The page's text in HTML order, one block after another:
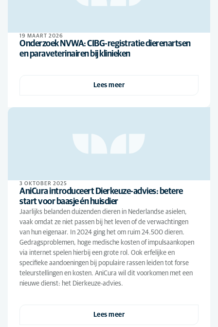
19 MAART 2026
Onderzoek NVWA: CIBG-registratie dierenartsen
en paraveterinairen bij klinieken
Lees meer
3 OKTOBER 2025
AniCura introduceert Dierkeuze-advies: betere
start voor baasje én huisdier
Jaarlijks belanden duizenden dieren in Nederlandse asielen,
vaak omdat ze niet passen bij het leven of de verwachtingen
van hun eigenaar. In 2024 ging het om ruim 24.500 dieren.
Gedragsproblemen, hoge medische kosten of impulsaankopen
via internet spelen hierbij een grote rol. Ook erfelijke en
specifieke aandoeningen bij populaire rassen leiden tot forse
teleurstellingen en kosten. AniCura wil dit voorkomen met een
nieuwe dienst: het Dierkeuze-advies.
Lees meer